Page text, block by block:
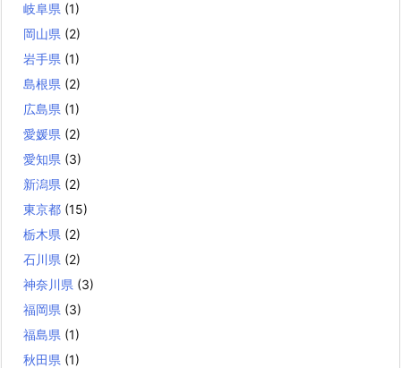
岐阜県 (1)
岡山県 (2)
岩手県 (1)
島根県 (2)
広島県 (1)
愛媛県 (2)
愛知県 (3)
新潟県 (2)
東京都 (15)
栃木県 (2)
石川県 (2)
神奈川県 (3)
福岡県 (3)
福島県 (1)
秋田県 (1)